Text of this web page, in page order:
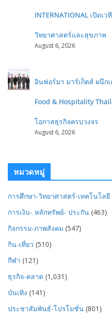
INTERNATIONAL เปิดเ
วิทยาศาสตร์และสุขภาพ
August 6, 2026
อินฟอร์มา มาร์เก็ตส์ ผนึก
Food & Hospitality
โอกาสธุรกิจครบวงจร
August 6, 2026
หมวดหมู่
การศึกษา-วิทยาศาสตร์-เทคโนโลยี
การเงิน- หลักทรัพย์- ประกัน (463)
กิจกรรม-ภาพสังคม (547)
กิน-เที่ยว (510)
กีฬา (121)
ธุรกิจ-ตลาด (1,031)
บันเทิง (141)
ประชาสัมพันธ์-โปรโมชั่น (801)